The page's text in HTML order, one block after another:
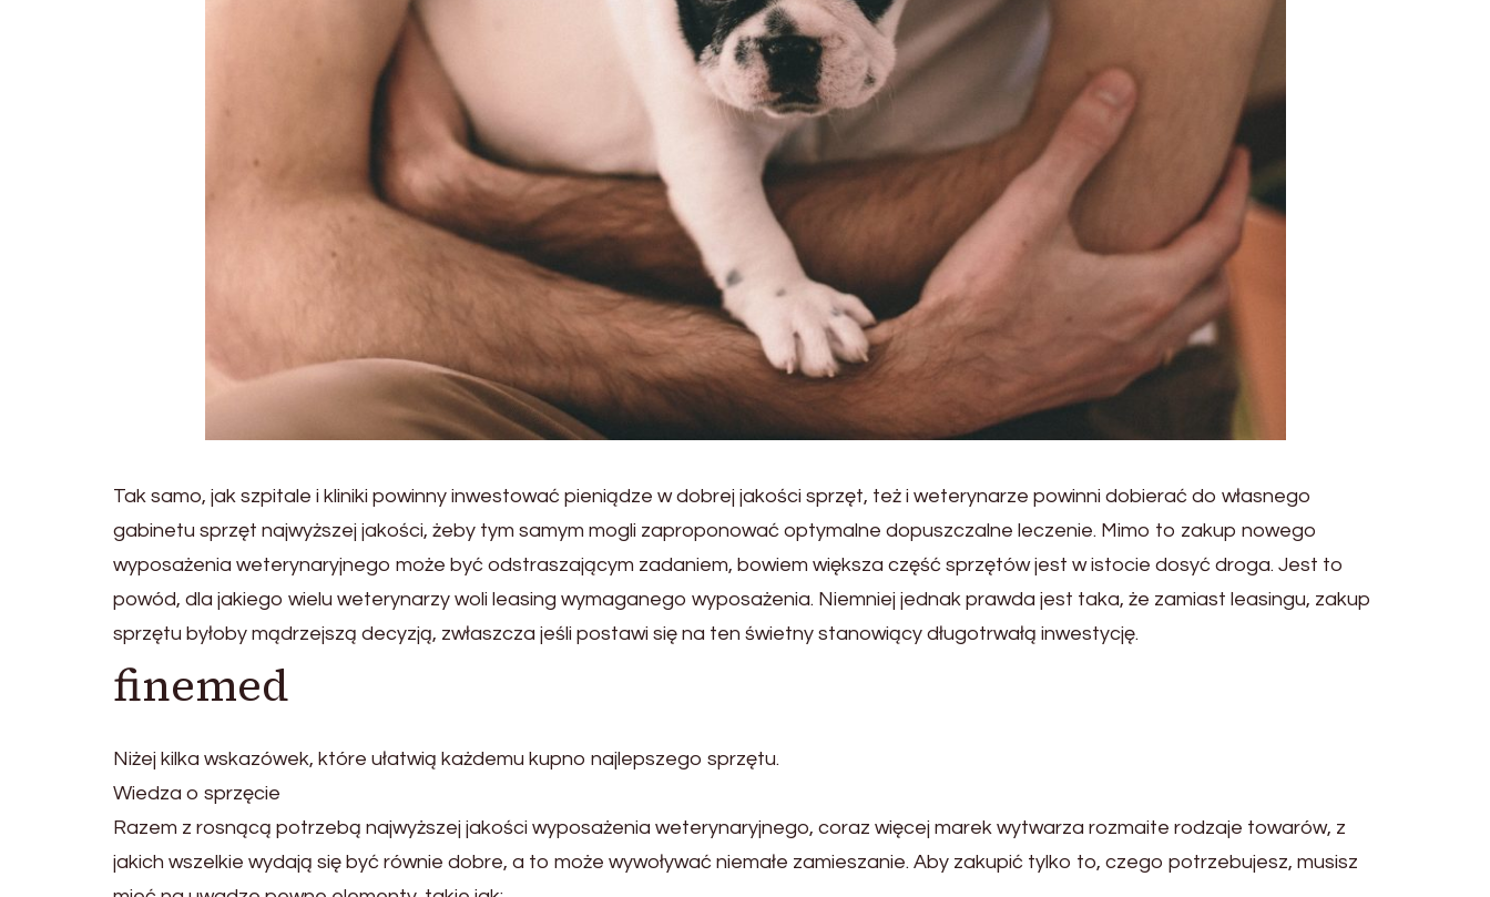
Tak samo, jak szpitale i kliniki powinny inwestować pieniądze w dobrej jakości sprzęt, też i weterynarze powinni dobierać do własnego
gabinetu sprzęt najwyższej jakości, żeby tym samym mogli zaproponować optymalne dopuszczalne leczenie. Mimo to zakup nowego
wyposażenia weterynaryjnego może być odstraszającym zadaniem, bowiem większa część sprzętów jest w istocie dosyć droga. Jest to
powód, dla jakiego wielu weterynarzy woli leasing wymaganego wyposażenia. Niemniej jednak prawda jest taka, że zamiast leasingu, zakup
sprzętu byłoby mądrzejszą decyzją, zwłaszcza jeśli postawi się na ten świetny stanowiący długotrwałą inwestycję.
finemed
Niżej kilka wskazówek, które ułatwią każdemu kupno najlepszego sprzętu.
Wiedza o sprzęcie
Razem z rosnącą potrzebą najwyższej jakości wyposażenia weterynaryjnego, coraz więcej marek wytwarza rozmaite rodzaje towarów, z
jakich wszelkie wydają się być równie dobre, a to może wywoływać niemałe zamieszanie. Aby zakupić tylko to, czego potrzebujesz, musisz